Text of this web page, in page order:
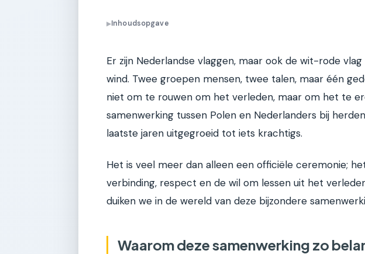
▶Inhoudsopgave
Er zijn Nederlandse vlaggen, maar ook de wit-rode
wind. Twee groepen mensen, twee talen, maar één
niet om te rouwen om het verleden, maar om het te
samenwerking tussen Polen en Nederlanders bij
laatste jaren uitgegroeid tot iets krachtigs.
Het is veel meer dan alleen een officiële ceremonie;
verbinding, respect en de wil om lessen uit het
duiken we in de wereld van deze bijzondere
Waarom deze samenwerking zo